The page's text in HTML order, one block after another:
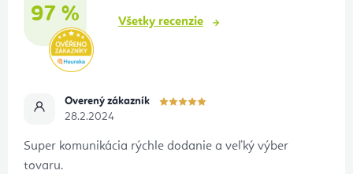
97 % Všetky recenzie
Overený zákazník
28.2.2024
Super komunikácia rýchle dodanie a veľký výber
tovaru.